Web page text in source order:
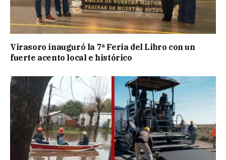
Virasoro inauguró la 7ª Feria del Libro con un
fuerte acento local e histórico